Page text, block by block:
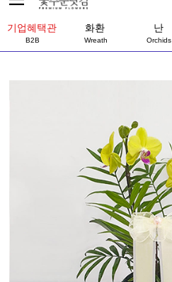
기업혜택관
B2B
화환
Wreath
난
Orchids